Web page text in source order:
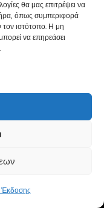
θα μας επιτρέψει να
όπως συμπεριφορά
τον ιστότοπο. Η μη
να επηρεάσει
Έκδοσης
– Αλλαγή
18/9/24.
την Τρίτη